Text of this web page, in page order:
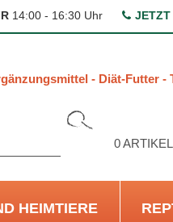
14:00 - 16:30 Uhr JETZT
- Diät-Futter -
0
HEIMTIERE